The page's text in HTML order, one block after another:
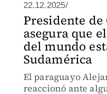
22.12.2025/
Presidente
asegura que
del mundo
Sudamérica
El paraguayo
reaccionó ante